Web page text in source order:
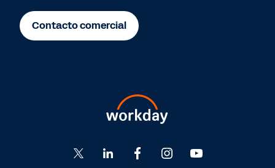
Contacto comercial